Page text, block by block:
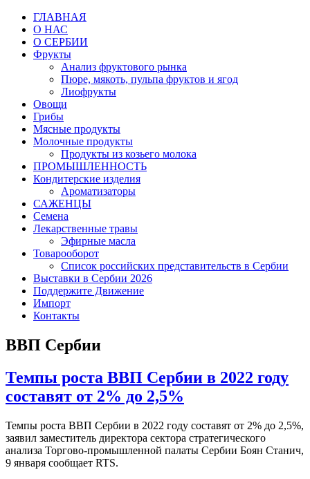
ГЛАВНАЯ
О НАС
O СЕРБИИ
Фрукты
Анализ фруктового рынка
Пюре, мякоть, пульпа фруктов и ягод
Лиофрукты
Овощи
Грибы
Мясные продукты
Молочные продукты
Продукты из козьего молока
ПРОМЫШЛЕННОСТЬ
Кондитерские изделия
Ароматизаторы
САЖЕНЦЫ
Семена
Лекарственные травы
Эфирные масла
Товарооборот
Список российских представительств в Сербии
Выставки в Сербии 2026
Поддержите Движение
Импорт
Контакты
ВВП Сербии
Темпы роста ВВП Сербии в 2022 году
составят от 2% до 2,5%
Темпы роста ВВП Сербии в 2022 году составят от 2% до 2,5%,
заявил заместитель директора сектора стратегического
анализа Торгово-промышленной палаты Сербии Боян Станич,
9 января сообщает RTS.